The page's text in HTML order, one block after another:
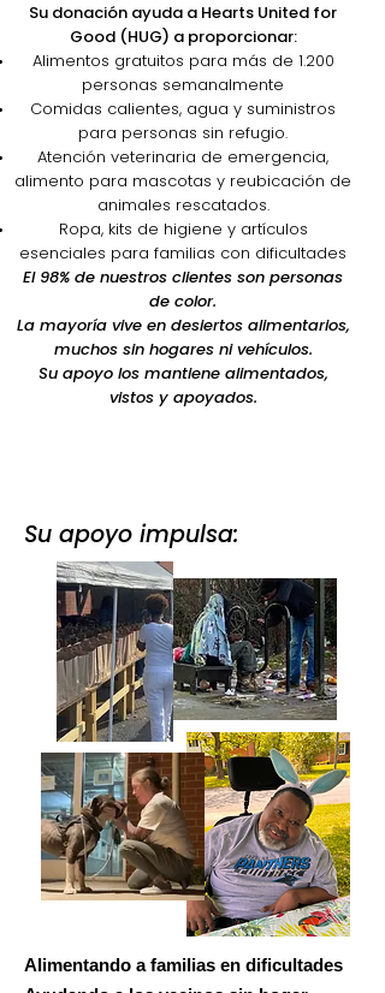
Su donación ayuda a Hearts United for
Good (HUG) a proporcionar:
Alimentos gratuitos para más de 1.200
personas semanalmente
Comidas calientes, agua y suministros
para personas sin refugio.
Atención veterinaria de emergencia,
alimento para mascotas y reubicación de
animales rescatados.
Ropa, kits de higiene y artículos
esenciales para familias con dificultades
El 98% de nuestros clientes son personas
de color.
La mayoría vive en desiertos alimentarios,
muchos sin hogares ni vehículos.
Su apoyo los mantiene alimentados,
vistos y apoyados.
Su apoyo impulsa:
Alimentando a familias en dificultades